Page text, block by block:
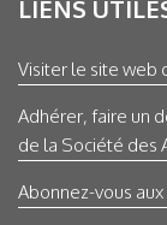
LIENS
Visiter le site web
Adhérer, faire un
de la Société des
Abonnez-vous